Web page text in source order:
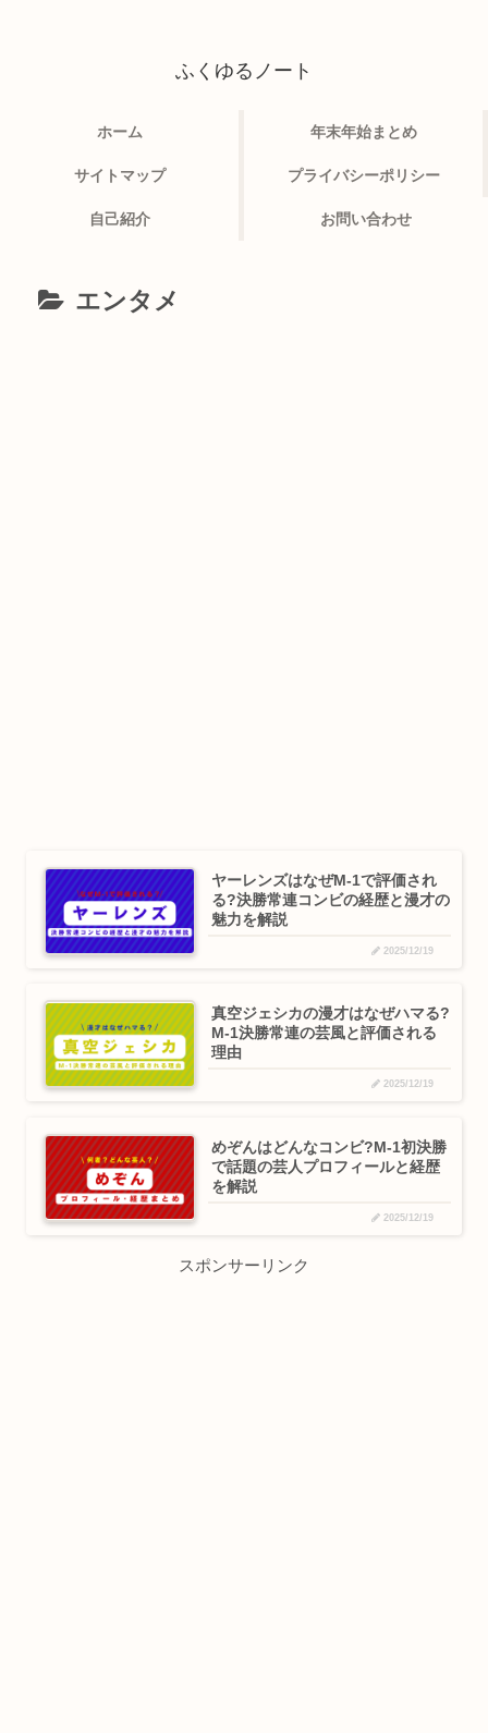
ふくゆるノート
ホーム 年末年始まとめ
サイトマップ プライバシーポリシー
自己紹介 お問い合わせ
エンタメ
ヤーレンズはなぜM-1で評価され
る?決勝常連コンビの経歴と漫才の
魅力を解説
2025/12/19
真空ジェシカの漫才はなぜハマる?
M-1決勝常連の芸風と評価される
理由
2025/12/19
めぞんはどんなコンビ?M-1初決勝
で話題の芸人プロフィールと経歴
を解説
2025/12/19
スポンサーリンク